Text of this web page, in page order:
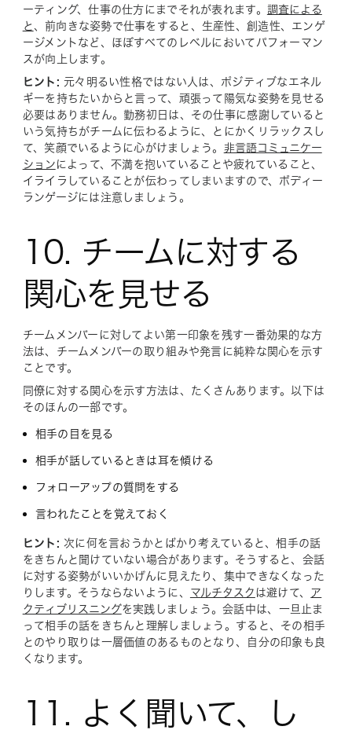
ーティング、仕事の仕方にまでそれが表れます。 調査による
と 、前向きな姿勢で仕事をすると、生産性、創造性、エンゲ
ージメントなど、ほぼすべてのレベルにおいてパフォーマン
スが向上します。
ヒント: 元々明るい性格ではない人は、ポジティブなエネル
ギーを持ちたいからと言って、頑張って陽気な姿勢を見せる
必要はありません。勤務初日は、その仕事に感謝していると
いう気持ちがチームに伝わるように、とにかくリラックスし
て、笑顔でいるように心がけましょう。 非言語コミュニケー
ション によって、不満を抱いていることや疲れていること、
イライラしていることが伝わってしまいますので、ボディー
ランゲージには注意しましょう。
10. チームに対する
関心を見せる
チームメンバーに対してよい第一印象を残す一番効果的な方
法は、チームメンバーの取り組みや発言に純粋な関心を示す
ことです。
同僚に対する関心を示す方法は、たくさんあります。以下は
そのほんの一部です。
相手の目を見る
相手が話しているときは耳を傾ける
フォローアップの質問をする
言われたことを覚えておく
ヒント: 次に何を言おうかとばかり考えていると、相手の話
をきちんと聞けていない場合があります。そうすると、会話
に対する姿勢がいいかげんに見えたり、集中できなくなった
りします。そうならないように、 マルチタスク は避けて、 ア
クティブリスニングを実践しましょう。会話中は、一旦止ま
って相手の話をきちんと理解しましょう。すると、その相手
とのやり取りは一層価値のあるものとなり、自分の印象も良
くなります。
11. よく聞いて、し